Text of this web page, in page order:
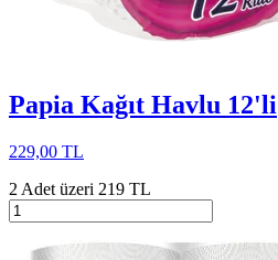
Papia Kağıt Havlu 12'li
229,00 TL
2 Adet üzeri 219 TL